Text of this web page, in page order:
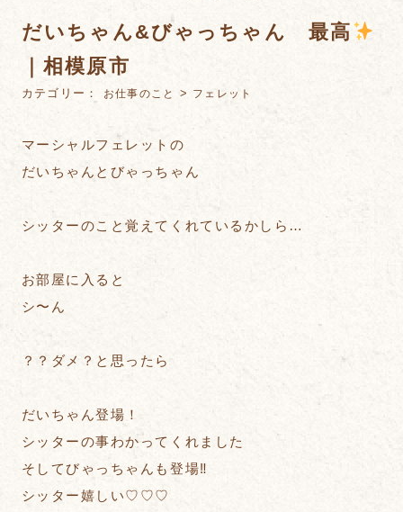
だいちゃん&びゃっちゃん 最高
｜相模原市
カテゴリー： お仕事のこと > フェレット
マーシャルフェレットの
だいちゃんとびゃっちゃん
シッターのこと覚えてくれているかしら…
お部屋に入ると
シ〜ん
？？ダメ？と思ったら
だいちゃん登場！
シッターの事わかってくれました
そしてびゃっちゃんも登場‼︎
シッター嬉しい♡♡♡